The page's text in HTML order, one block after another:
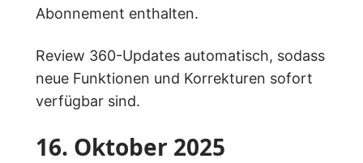
Abonnement enthalten.
Review 360-Updates automatisch, sodass
neue Funktionen und Korrekturen sofort
verfügbar sind.
16. Oktober 2025